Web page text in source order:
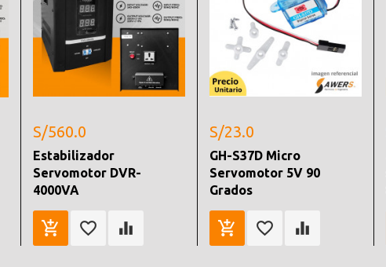
S/560.0
Estabilizador
Servomotor DVR-
4000VA
S/23.0
GH-S37D Micro
Servomotor 5V 90
Grados